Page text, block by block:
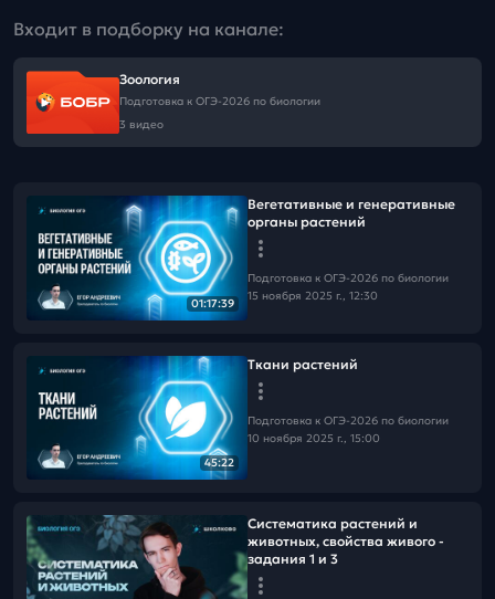
Входит в подборку на канале:
Зоология
Подготовка к ОГЭ-2026 по биологии
3 видео
01:17:39
Вегетативные и генеративные
органы растений
Подготовка к ОГЭ-2026 по биологии
15 ноября 2025 г., 12:30
45:22
Ткани растений
Подготовка к ОГЭ-2026 по биологии
10 ноября 2025 г., 15:00
Систематика растений и
животных, свойства живого -
задания 1 и 3